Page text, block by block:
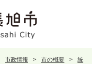
市政情報 > 市の概要 >
統